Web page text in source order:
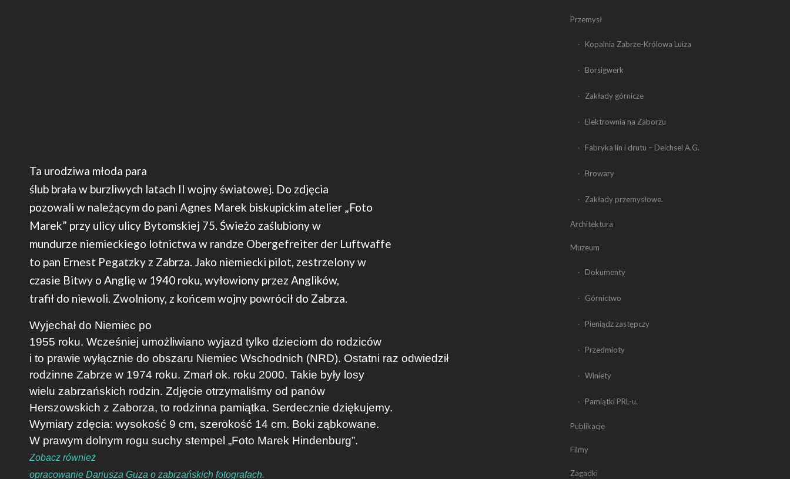
Ta urodziwa młoda para
ślub brała w burzliwych latach II wojny światowej. Do zdjęcia
pozowali w należącym do pani Agnes Marek biskupickim atelier „Foto
Marek” przy ulicy ulicy Bytomskiej 75. Świeżo zaślubiony w
mundurze niemieckiego lotnictwa w randze Obergefreiter der Luftwaffe
to pan Ernest Pegatzky z Zabrza. Jako niemiecki pilot, zestrzelony w
czasie Bitwy o Anglię w 1940 roku, wyłowiony przez Anglików,
trafił do niewoli. Zwolniony, z końcem wojny powrócił do Zabrza.
Wyjechał do Niemiec po
1955 roku. Wcześniej umożliwiano wyjazd tylko dzieciom do rodziców
i to prawie wyłącznie do obszaru Niemiec Wschodnich (NRD). Ostatni raz odwiedził
rodzinne Zabrze w 1974 roku. Zmarł ok. roku 2000. Takie były losy
wielu zabrzańskich rodzin. Zdjęcie otrzymaliśmy od panów
Herszowskich z Zaborza, to rodzinna pamiątka. Serdecznie dziękujemy.
Wymiary zdęcia: wysokość 9 cm, szerokość 14 cm. Boki ząbkowane.
W prawym dolnym rogu suchy stempel „Foto Marek Hindenburg”.
Zobacz również
opracowanie Dariusza Guza o zabrzańskich fotografach.
Przemysł
Kopalnia Zabrze-Królowa Luiza
Borsigwerk
Zakłady górnicze
Elektrownia na Zaborzu
Fabryka lin i drutu – Deichsel A.G.
Browary
Zakłady przemysłowe.
Architektura
Muzeum
Dokumenty
Górnictwo
Pieniądz zastępczy
Przedmioty
Winiety
Pamiątki PRL-u.
Publikacje
Filmy
Zagadki